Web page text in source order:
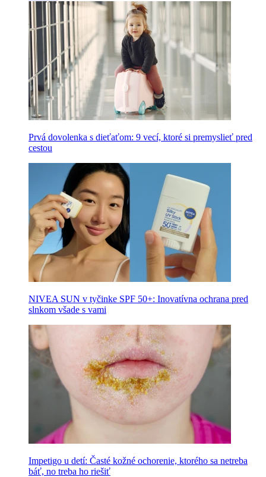
Prvá dovolenka s dieťaťom: 9 vecí, ktoré si premyslieť pred
cestou
NIVEA SUN v tyčinke SPF 50+: Inovatívna ochrana pred
slnkom všade s vami
Impetigo u detí: Časté kožné ochorenie, ktorého sa netreba
báť, no treba ho riešiť